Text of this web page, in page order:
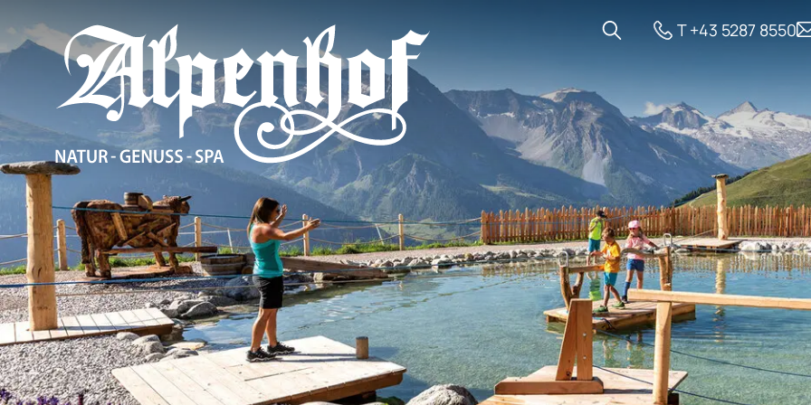
T +43 5287 8550
Der Alpenhof
Wohnen und Angebote
Genuss